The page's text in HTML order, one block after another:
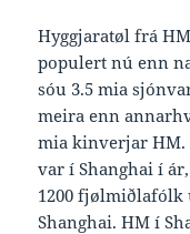
Hyggjaratøl frá
populert nú enn
sóu 3.5 mia
meira enn
mia kinverjar
var í Shanghai í
1200
Shanghai. HM í